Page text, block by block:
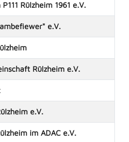
Rülzheim 1961 e.V.
e.V.
Rülzheim e.V.
e.V.
im ADAC e.V.